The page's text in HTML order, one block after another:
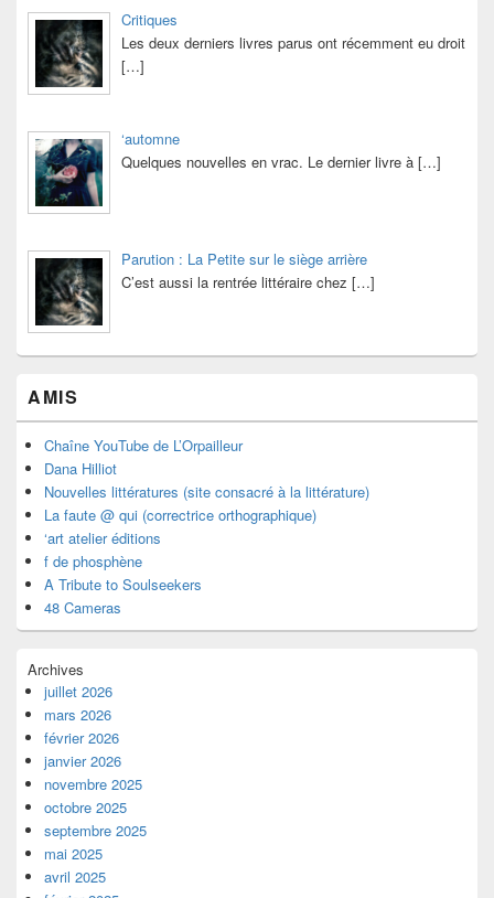
Critiques
Les deux derniers livres parus ont récemment eu droit
[…]
‘automne
Quelques nouvelles en vrac. Le dernier livre à […]
Parution : La Petite sur le siège arrière
C’est aussi la rentrée littéraire chez […]
AMIS
Chaîne YouTube de L’Orpailleur
Dana Hilliot
Nouvelles littératures (site consacré à la littérature)
La faute @ qui (correctrice orthographique)
‘art atelier éditions
f de phosphène
A Tribute to Soulseekers
48 Cameras
Archives
juillet 2026
mars 2026
février 2026
janvier 2026
novembre 2025
octobre 2025
septembre 2025
mai 2025
avril 2025